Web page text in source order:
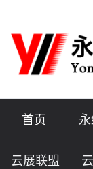
首页
云展联盟